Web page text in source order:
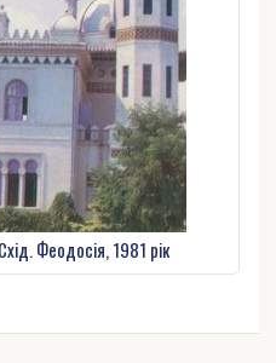
Феодосія, 1981 рік